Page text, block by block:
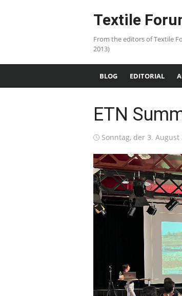
Textile
From the editors of Textile
2013)
BLOG EDITORIAL
ETN
Posted
Sonntag, der 3. August